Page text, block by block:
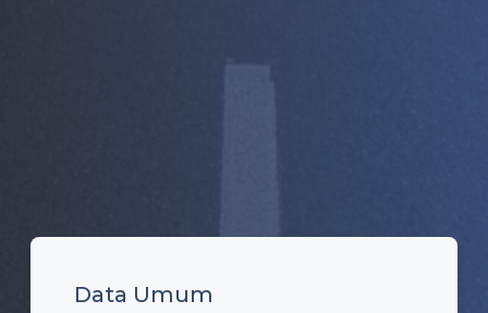
Data Umum